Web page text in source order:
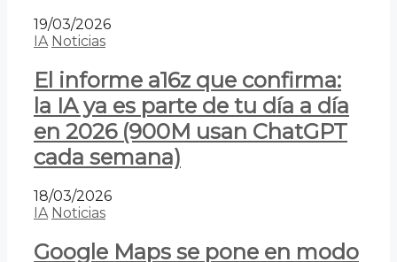
19/03/2026
IA Noticias
El informe a16z que confirma:
la IA ya es parte de tu día a día
en 2026 (900M usan ChatGPT
cada semana)
18/03/2026
IA Noticias
Google Maps se pone en modo